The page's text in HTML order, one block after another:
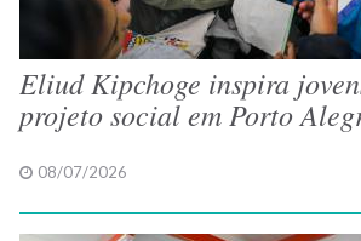
Eliud Kipchoge inspira
projeto social em Porto
08/07/2026